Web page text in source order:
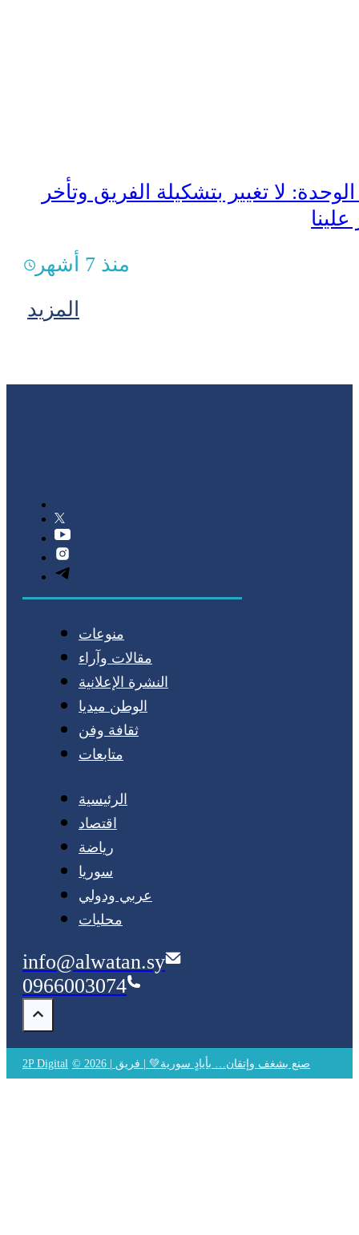
لا تغيير بتشكيلة الفريق وتأخر
منذ 7 أشهر
المزيد
منوعات
مقالات وآراء
النشرة الإعلانية
الوطن ميديا
ثقافة وفن
متابعات
الرئيسية
اقتصاد
رياضة
سوريا
عربي ودولي
محليات
info@alwatan.sy
0966003074
2P Digital © 2026 | صنع بشغف وإتقان… بأيادٍ سورية💚 | فريق